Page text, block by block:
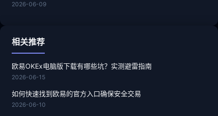
2026-06-09
相关推荐
欧易OKEx电脑版下载有哪些坑？实测避雷指南
2026-06-15
如何快速找到欧易的官方入口确保安全交易
2026-06-10